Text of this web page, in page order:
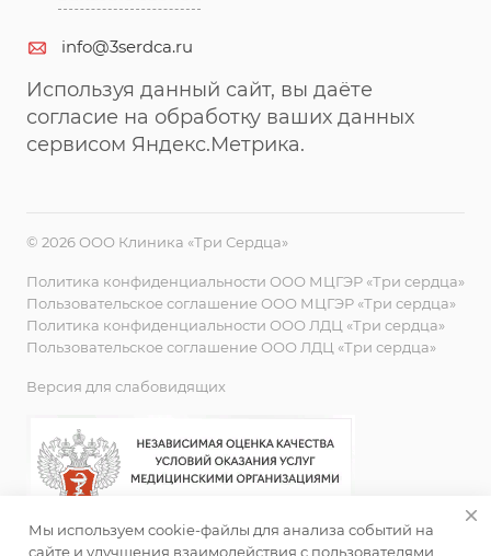
info@3serdca.ru
Используя данный сайт, вы даёте
согласие на обработку ваших данных
сервисом Яндекс.Метрика.
© 2026 ООО Клиника «Три Сердца»
Политика конфиденциальности ООО МЦГЭР «Три сердца»
Пользовательское соглашение ООО МЦГЭР «Три сердца»
Политика конфиденциальности ООО ЛДЦ «Три сердца»
Пользовательское соглашение ООО ЛДЦ «Три сердца»
Версия для слабовидящих
Мы используем cookie-файлы для анализа событий на
сайте и улучшения взаимодействия с пользователями.